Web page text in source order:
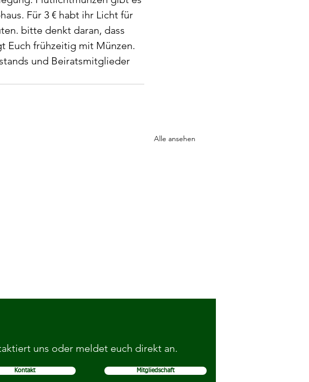
Für 3 € habt ihr Licht für
bitte denkt daran, dass
Euch frühzeitig mit Münzen.
und Beiratsmitglieder
Alle ansehen
uns oder meldet euch direkt an.
Kontakt Mitgliedschaft